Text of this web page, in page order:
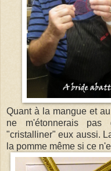
Quant à la mangue et
ne m'étonnerais
"cristalliner" eux aussi.
la pomme même si ce